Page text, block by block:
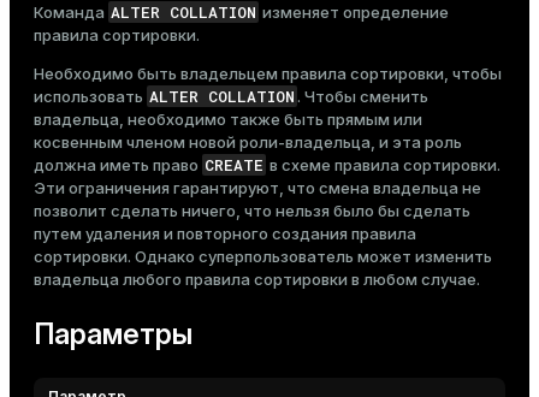
Команда ALTER COLLATION изменяет определение
правила сортировки.
Необходимо быть владельцем правила сортировки, чтобы
использовать ALTER COLLATION. Чтобы сменить
владельца, необходимо также быть прямым или
косвенным членом новой роли-владельца, и эта роль
должна иметь право CREATE в схеме правила сортировки.
Эти ограничения гарантируют, что смена владельца не
позволит сделать ничего, что нельзя было бы сделать
путем удаления и повторного создания правила
сортировки. Однако суперпользователь может изменить
владельца любого правила сортировки в любом случае.
Параметры